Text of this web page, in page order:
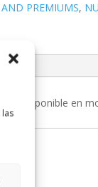
PREMIUMS,
Disponible en